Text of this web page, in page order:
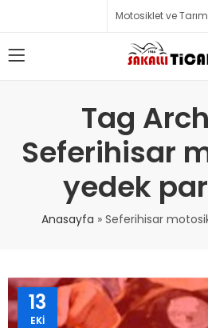
Motosiklet ve
Tag
Seferihisar
yedek
Anasayfa » Seferihisar
13
EKI